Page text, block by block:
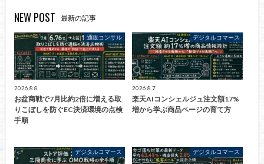
NEW POST 最新の記事
通販コンサル
2026.8.8
お盆商戦で7月比約2倍に増える取
りこぼしを防ぐEC決済環境の点検
手順
デジタルコマース
2026.8.7
楽天AIコンシェルジュ注文額17%
増から学ぶ商品ページの育て方
デジタルコマース デジタルコマース